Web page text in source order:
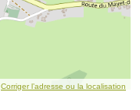
Corriger l’adresse ou la localisation